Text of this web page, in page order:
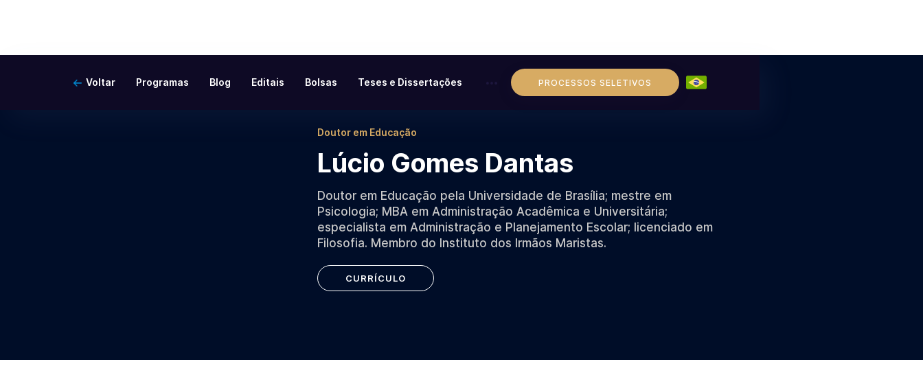
Voltar Programas Blog Editais Bolsas Teses e Dissertações PROCESSOS SELETIVOS
Doutor em Educação
Lúcio Gomes Dantas
Doutor em Educação pela Universidade de Brasília; mestre em
Psicologia; MBA em Administração Acadêmica e Universitária;
especialista em Administração e Planejamento Escolar; licenciado em
Filosofia. Membro do Instituto dos Irmãos Maristas.
CURRÍCULO